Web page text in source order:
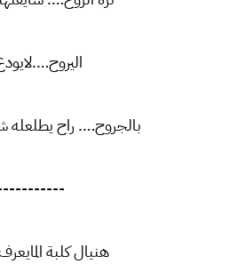
بالجروح…. راح يطلعله
هنيال كلبة